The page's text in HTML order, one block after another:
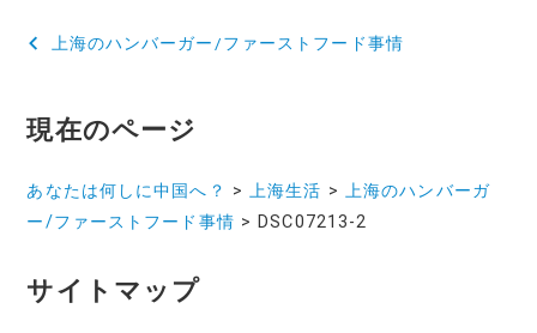
投
ナ
ゲ
シ
上海のハンバーガー/ファーストフード事情
現在のページ
あなたは何しに中国へ？ >上海生活 > 上海のハンバーガ
ー/ファーストフード事情 > DSC07213-2
サイトマップ